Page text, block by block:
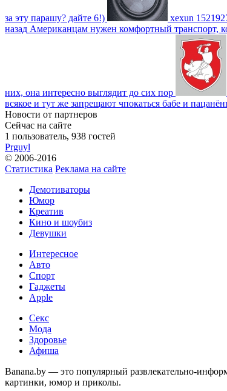
за эту парашу? дайте 6!) xexun
назад Американцам нужен комфортный транспорт,
них, она интересно выглядит до сих пор
всякое и тут же запрещают чпокаться бабе и
Новости от партнеров
Сейчас на сайте
1 пользователь, 938 гостей
Prguyl
© 2006-2016
Статистика Реклама на сайте
Демотиваторы
Юмор
Креатив
Кино и шоубиз
Девушки
Интересное
Авто
Спорт
Гаджеты
Apple
Секс
Мода
Здоровье
Афиша
Banana.by — это популярный развлекательно-
картинки, юмор и приколы.